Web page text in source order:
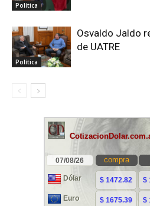
Política
Política
Osvaldo Jaldo
de UATRE